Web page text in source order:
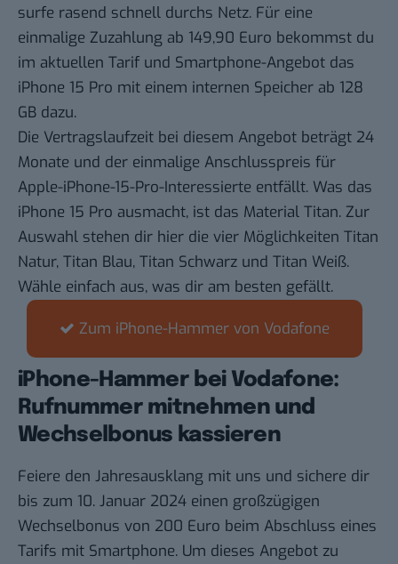
surfe rasend schnell durchs Netz. Für eine
einmalige Zuzahlung ab 149,90 Euro bekommst du
im aktuellen Tarif und Smartphone-Angebot das
iPhone 15 Pro mit einem internen Speicher ab 128
GB dazu.
Die Vertragslaufzeit bei diesem Angebot beträgt 24
Monate und der einmalige Anschlusspreis für
Apple-iPhone-15-Pro-Interessierte entfällt. Was das
iPhone 15 Pro ausmacht, ist das Material Titan. Zur
Auswahl stehen dir hier die vier Möglichkeiten Titan
Natur, Titan Blau, Titan Schwarz und Titan Weiß.
Wähle einfach aus, was dir am besten gefällt.
Zum iPhone-Hammer von Vodafone
iPhone-Hammer bei Vodafone:
Rufnummer mitnehmen und
Wechselbonus kassieren
Feiere den Jahresausklang mit uns und sichere dir
bis zum 10. Januar 2024 einen großzügigen
Wechselbonus von 200 Euro beim Abschluss eines
Tarifs mit Smartphone. Um dieses Angebot zu